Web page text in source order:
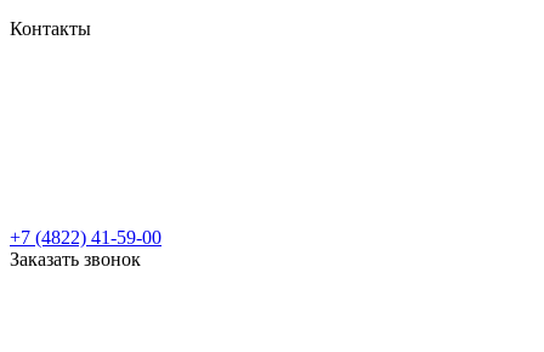
Контакты
+7 (4822) 41-59-00
Заказать звонок